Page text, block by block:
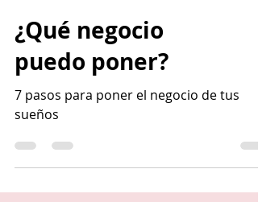
¿Qué negocio
puedo poner?
sueños